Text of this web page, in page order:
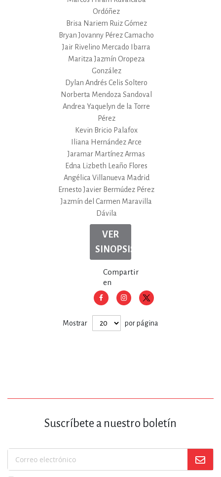
Ordóñez
Brisa Nariem Ruiz Gómez
Bryan Jovanny Pérez Camacho
Jair Rivelino Mercado Ibarra
Maritza Jazmín Oropeza
González
Dylan Andrés Celis Soltero
Norberta Mendoza Sandoval
Andrea Yaquelyn de la Torre
Pérez
Kevin Bricio Palafox
Iliana Hernández Arce
Jaramar Martínez Armas
Edna Lizbeth Leaño Flores
Angélica Villanueva Madrid
Ernesto Javier Bermúdez Pérez
Jazmín del Carmen Maravilla
Dávila
VER
SINOPSIS
Compartir
en
Mostrar por página
Suscríbete a nuestro boletín
Suscríbase
a